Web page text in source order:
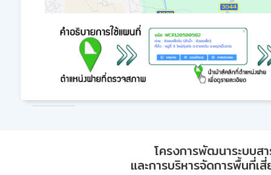
โครงการพัฒนาระบบส
และการบริหารจัดการพื้นที่เ